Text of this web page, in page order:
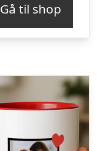
Gå til shop